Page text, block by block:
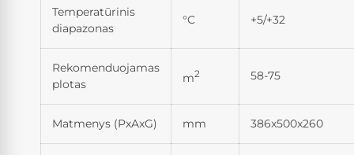
Temperatūrinis
diapazonas
°C +5/+32
Rekomenduojamas
plotas
m2 58-75
Matmenys (PxAxG) mm 386x500x260